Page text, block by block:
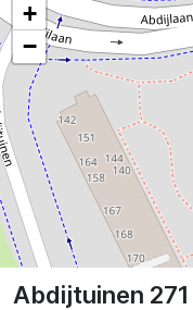
Abdijtuinen 271
+
−